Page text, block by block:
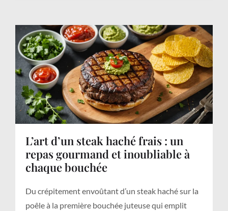
L’art d’un steak haché frais : un
repas gourmand et inoubliable à
chaque bouchée
Du crépitement envoûtant d’un steak haché sur la
poêle à la première bouchée juteuse qui emplit